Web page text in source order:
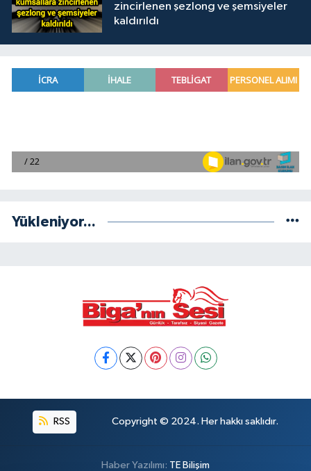
zincirlenen şezlong ve şemsiyeler
kaldırıldı
Yükleniyor...
RSS Copyright © 2024. Her hakkı saklıdır.
Haber Yazılımı: TE Bilişim